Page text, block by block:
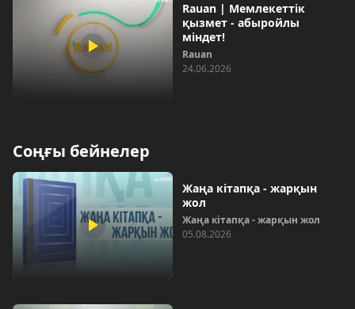
Rauan | Мемлекеттік
қызмет - абыройлы
міндет!
Rauan
24.06.2026
Соңғы бейнелер
Жаңа кітапқа - жарқын
жол
Жаңа кітапқа - жарқын жол
05.08.2026